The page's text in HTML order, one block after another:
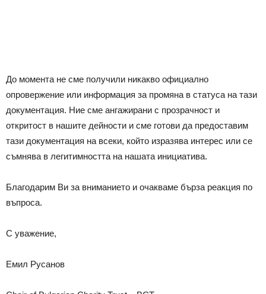
До момента не сме получили никакво официално
опровержение или информация за промяна в статуса на тази
документация. Ние сме ангажирани с прозрачност и
откритост в нашите дейности и сме готови да предоставим
тази документация на всеки, който изразява интерес или се
съмнява в легитимността на нашата инициатива.
Благодарим Ви за вниманието и очакваме бърза реакция по
въпроса.
С уважение,
Емил Русанов